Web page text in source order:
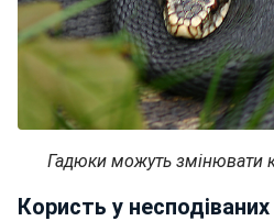
Гадюки можуть змінювати
Користь у